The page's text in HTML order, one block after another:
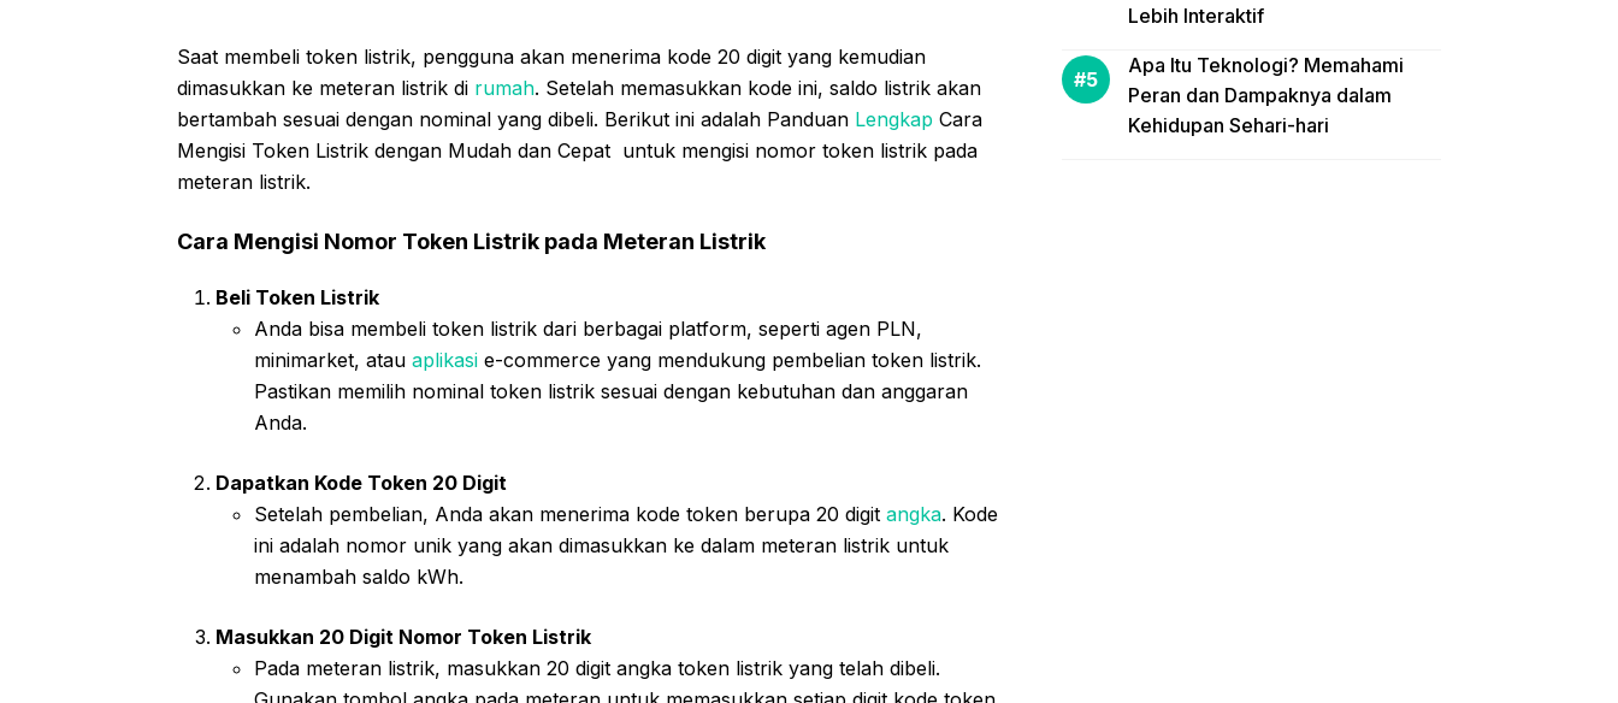
Saat membeli token listrik, pengguna akan menerima kode 20 digit yang kemudian
dimasukkan ke meteran listrik di rumah. Setelah memasukkan kode ini, saldo listrik akan
bertambah sesuai dengan nominal yang dibeli. Berikut ini adalah Panduan Lengkap Cara
Mengisi Token Listrik dengan Mudah dan Cepat untuk mengisi nomor token listrik pada
meteran listrik.
Cara Mengisi Nomor Token Listrik pada Meteran Listrik
Beli Token Listrik
Anda bisa membeli token listrik dari berbagai platform, seperti agen PLN,
minimarket, atau aplikasi e-commerce yang mendukung pembelian token listrik.
Pastikan memilih nominal token listrik sesuai dengan kebutuhan dan anggaran
Anda.
Dapatkan Kode Token 20 Digit
Setelah pembelian, Anda akan menerima kode token berupa 20 digit angka. Kode
ini adalah nomor unik yang akan dimasukkan ke dalam meteran listrik untuk
menambah saldo kWh.
Masukkan 20 Digit Nomor Token Listrik
Pada meteran listrik, masukkan 20 digit angka token listrik yang telah dibeli.
Lebih Interaktif
Apa Itu Teknologi? Memahami
Peran dan Dampaknya dalam
Kehidupan Sehari-hari